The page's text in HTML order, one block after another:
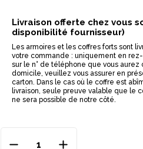
Livraison offerte chez vous
disponibilité fournisseur)
Les armoires et les coffres forts sont
votre commande : uniquement en
sur le n° de téléphone que vous
domicile, veuillez vous assurer en
carton. Dans le cas où le coffre est
livraison, seule preuve valable que le
ne sera possible de notre côté.